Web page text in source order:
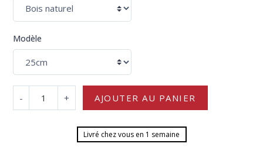
Modèle
- + AJOUTER AU PANIER
Livré chez vous en 1 semaine